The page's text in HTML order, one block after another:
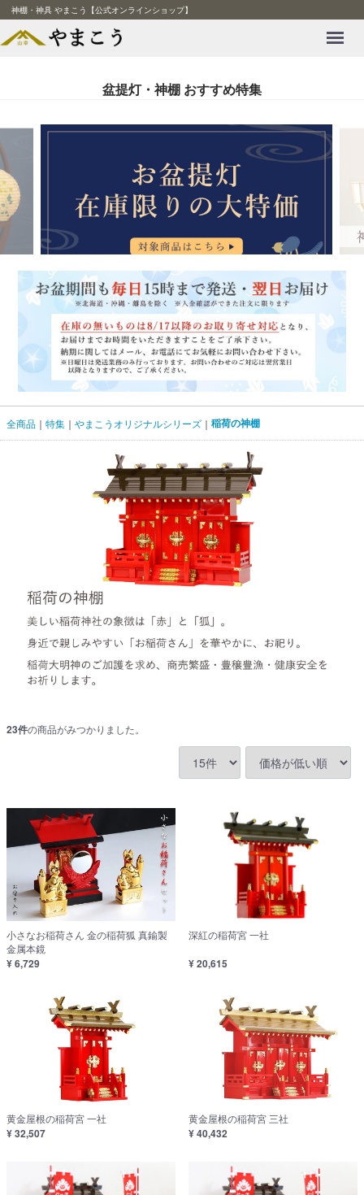
神棚・神具 やまこう【公式オンラインショップ】
盆提灯・神棚 おすすめ特集
全商品 特集 やまこうオリジナルシリーズ 稲荷の神棚
23件の商品がみつかりました。
小さなお稲荷さん 金の稲荷狐 真鍮製
金属本鏡
¥ 6,729
深紅の稲荷宮 一社
¥ 20,615
黄金屋根の稲荷宮 一社
¥ 32,507
黄金屋根の稲荷宮 三社
¥ 40,432